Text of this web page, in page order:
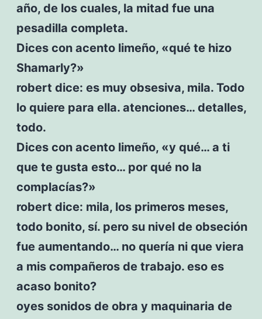
año, de los cuales, la mitad fue una
pesadilla completa.
Dices con acento limeño, «qué te hizo
Shamarly?»
robert dice: es muy obsesiva, mila. Todo
lo quiere para ella. atenciones… detalles,
todo.
Dices con acento limeño, «y qué… a ti
que te gusta esto… por qué no la
complacías?»
robert dice: mila, los primeros meses,
todo bonito, sí. pero su nivel de obseción
fue aumentando… no quería ni que viera
a mis compañeros de trabajo. eso es
acaso bonito?
oyes sonidos de obra y maquinaria de